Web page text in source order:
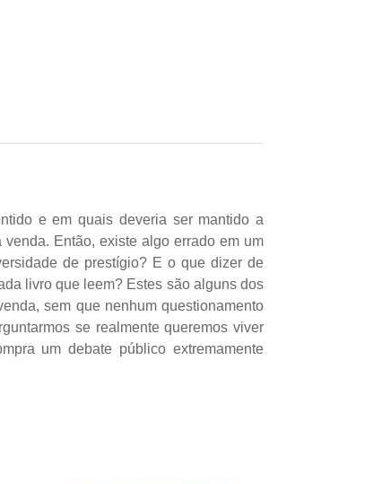
e em quais deveria ser mantido a
Então, existe algo errado em um
de prestígio? E o que dizer de
livro que leem? Estes são alguns dos
sem que nenhum questionamento
se realmente queremos viver
um debate público extremamente